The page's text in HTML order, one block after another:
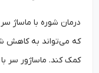
درمان شوره با ماساژ سر
که می‌تواند به کاهش
کمک کند. ماساژور سر با